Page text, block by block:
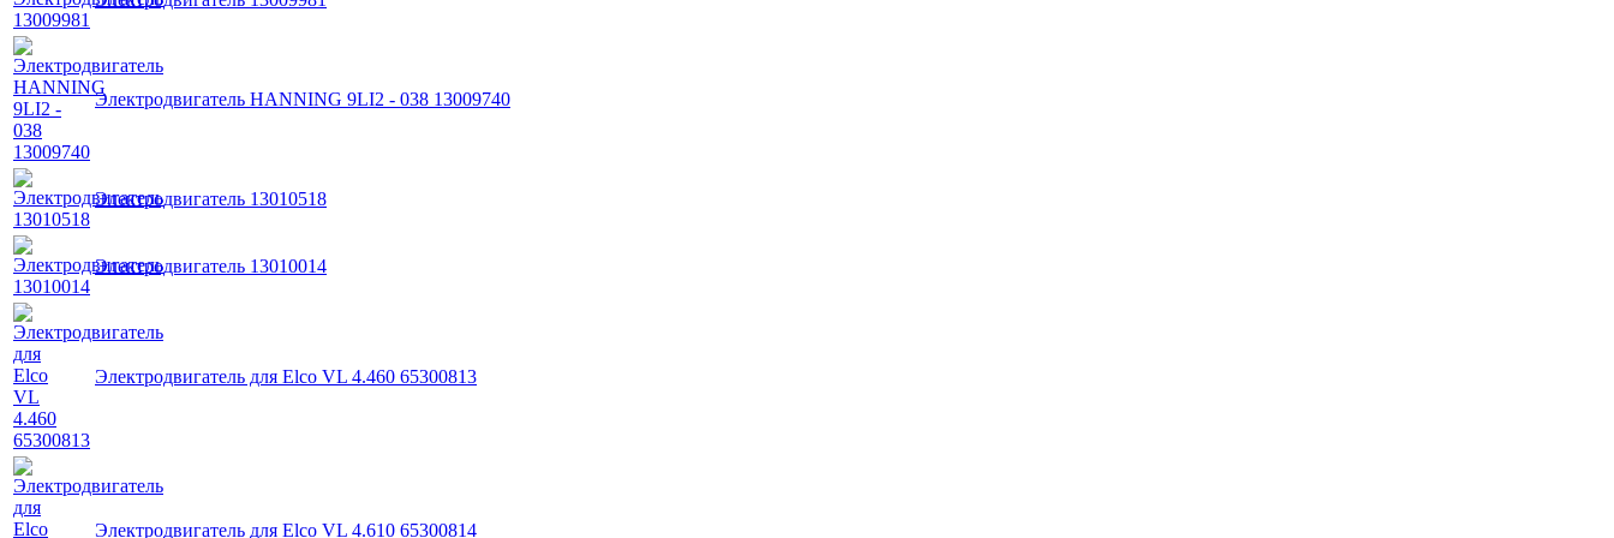
Электродвигатель HANNING 9LI2 - 038 13009740
Электродвигатель 13010518
Электродвигатель 13010014
Электродвигатель для Elco VL 4.460 65300813
Электродвигатель для Elco VL 4.610 65300814